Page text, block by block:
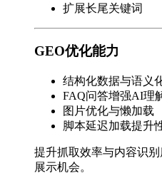
扩展长尾关键词
GEO优化能力
结构化数据与语义
FAQ问答增强AI理
图片优化与懒加载
脚本延迟加载提升
提升抓取效率与内容识
展示机会。